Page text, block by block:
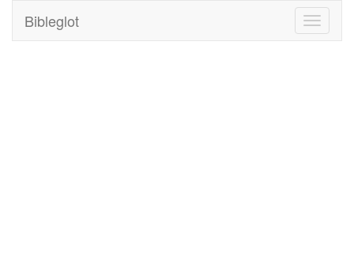
Toggle
Bibleglot